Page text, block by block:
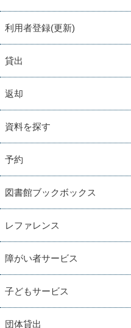
利用者登録(更新)
貸出
返却
資料を探す
予約
図書館ブックボックス
レファレンス
障がい者サービス
子どもサービス
団体貸出